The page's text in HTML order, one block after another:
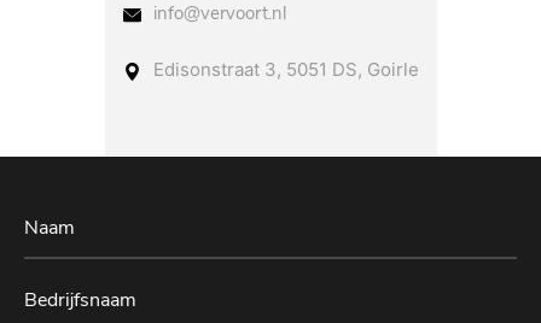
info@vervoort.nl
Edisonstraat 3, 5051 DS, Goirle